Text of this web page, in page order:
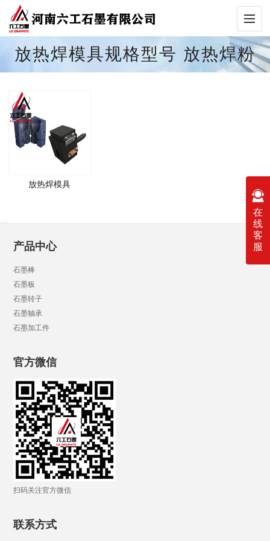
放热焊模具规格型号 放热焊粉
放热焊模具
产品中心
石墨棒
石墨板
石墨转子
石墨轴承
石墨加工件
官方微信
扫码关注官方微信
联系方式
在
线
客
服